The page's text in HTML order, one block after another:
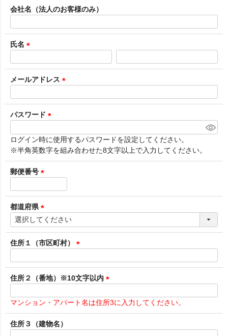
会社名（法人のお客様のみ）
氏名
必
須
メールアドレス
必
パスワード
必
須
)
ログイン時に使用するパスワードを設定してください。
※半角英数字を組み合わせた8文字以上で入力してください。
郵便番号
必
須
)
都道府県
(
必
須
住所１（市区町村）
必
須
住所２（番地）※10文字以内
必
須
マンション・アパート名は住所3に入力してください。
住所３（建物名）